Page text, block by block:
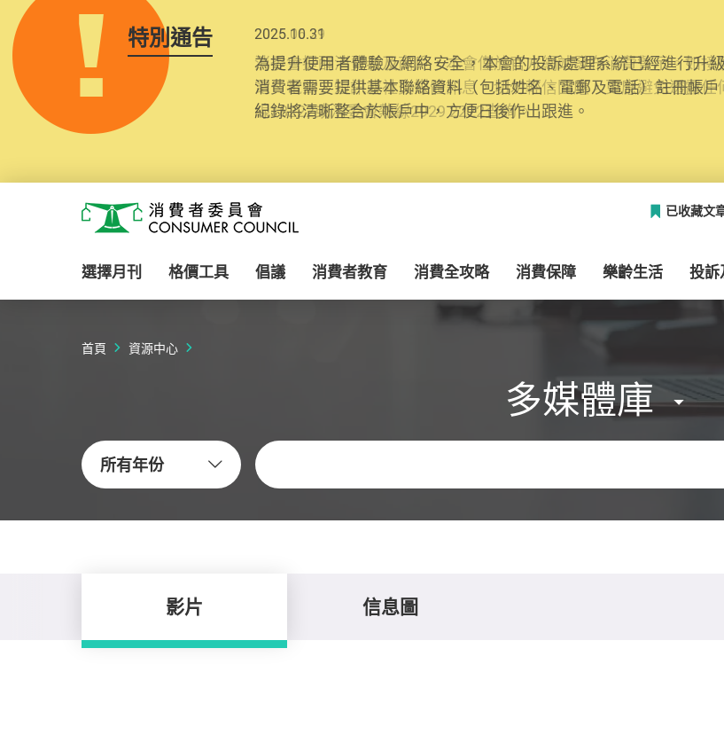
特別通告 2025.10.31
為提升使用者體驗及網絡安全，本會的投訴處理系統已經進行升
消費者需要提供基本聯絡資料（包括姓名、電郵及電話）註冊帳
紀錄將清晰整合於帳戶中，方便日後作出跟進。
消費者委員會
已收藏文
選擇月刊 格價工具 倡議 消費者教育 消費全攻略 消費保障 樂齡生活 投訴
首頁 資源中心
多媒體庫
所有年份
關鍵字
影片 信息圖